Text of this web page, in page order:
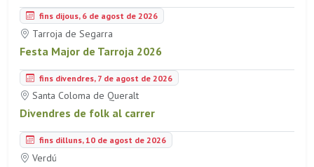
fins dijous, 6 de agost de 2026
Tarroja de Segarra
Festa Major de Tarroja 2026
fins divendres, 7 de agost de 2026
Santa Coloma de Queralt
Divendres de folk al carrer
fins dilluns, 10 de agost de 2026
Verdú